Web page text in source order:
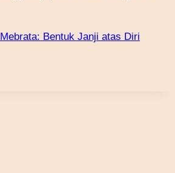
Mebrata: Bentuk Janji atas Diri